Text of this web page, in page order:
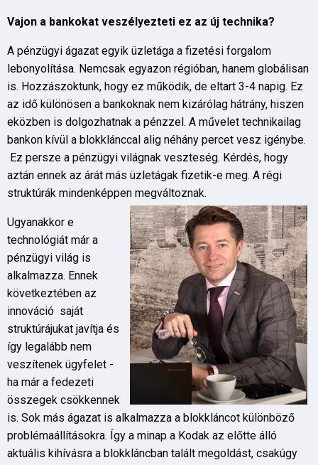
Vajon a bankokat veszélyezteti ez az új technika?
A pénzügyi ágazat egyik üzletága a fizetési forgalom
lebonyolítása. Nemcsak egyazon régióban, hanem globálisan
is. Hozzászoktunk, hogy ez működik, de eltart 3-4 napig. Ez
az idő különösen a bankoknak nem kizárólag hátrány, hiszen
eközben is dolgozhatnak a pénzzel. A művelet technikailag
bankon kívül a blokklánccal alig néhány percet vesz igénybe.
Ez persze a pénzügyi világnak veszteség. Kérdés, hogy
aztán ennek az árát más üzletágak fizetik-e meg. A régi
struktúrák mindenképpen megváltoznak.
Ugyanakkor e
technológiát már a
pénzügyi világ is
alkalmazza. Ennek
következtében az
innováció saját
struktúrájukat javítja és
így legalább nem
veszítenek ügyfelet -
ha már a fedezeti
összegek csökkennek
is. Sok más ágazat is alkalmazza a blokkláncot különböző
problémaállításokra. Így a minap a Kodak az előtte álló
aktuális kihívásra a blokkláncban talált megoldást, csakúgy